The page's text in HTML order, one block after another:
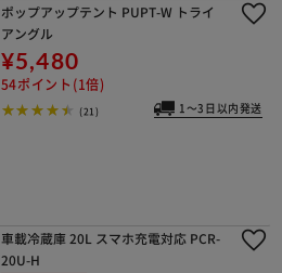
ポップアップテント PUPT-W トライ
アングル
¥5,480
54ポイント(1倍)
(21) 1～3日以内発送
車載冷蔵庫 20L スマホ充電対応 PCR-
20U-H